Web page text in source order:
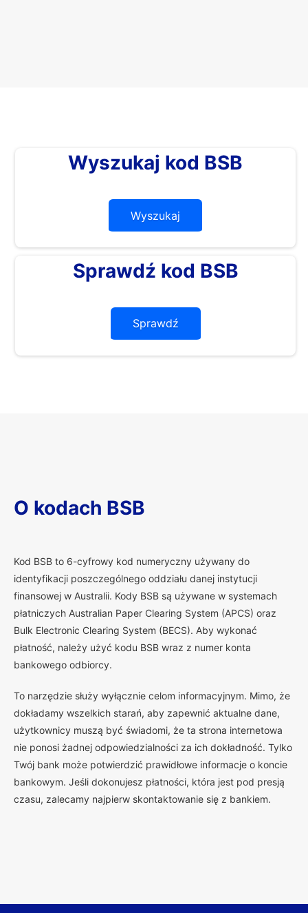
Wyszukaj kod BSB
Wyszukaj
Sprawdź kod BSB
Sprawdź
O kodach BSB
Kod BSB to 6-cyfrowy kod numeryczny używany do
identyfikacji poszczególnego oddziału danej instytucji
finansowej w Australii. Kody BSB są używane w systemach
płatniczych Australian Paper Clearing System (APCS) oraz
Bulk Electronic Clearing System (BECS). Aby wykonać
płatność, należy użyć kodu BSB wraz z numer konta
bankowego odbiorcy.
To narzędzie służy wyłącznie celom informacyjnym. Mimo, że
dokładamy wszelkich starań, aby zapewnić aktualne dane,
użytkownicy muszą być świadomi, że ta strona internetowa
nie ponosi żadnej odpowiedzialności za ich dokładność. Tylko
Twój bank może potwierdzić prawidłowe informacje o koncie
bankowym. Jeśli dokonujesz płatności, która jest pod presją
czasu, zalecamy najpierw skontaktowanie się z bankiem.